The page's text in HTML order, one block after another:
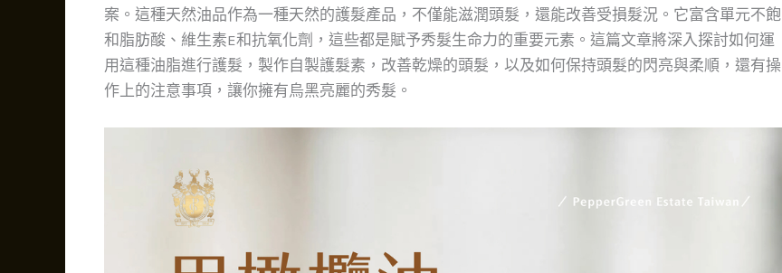
案。這種天然油品作為一種天然的護髮產品，不僅能滋潤頭髮，還能改善受損髮況。它富含單元不飽
和脂肪酸、維生素E和抗氧化劑，這些都是賦予秀髮生命力的重要元素。這篇文章將深入探討如何運
用這種油脂進行護髮，製作自製護髮素，改善乾燥的頭髮，以及如何保持頭髮的閃亮與柔順，還有操
作上的注意事項，讓你擁有烏黑亮麗的秀髮。